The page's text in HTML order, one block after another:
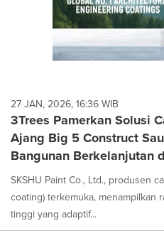
27 JAN, 2026, 16:36 WIB
3Trees Pamerkan Solusi
Ajang Big 5 Construct
Bangunan Berkelanjutan
SKSHU Paint Co., Ltd., produsen
coating) terkemuka, menampilkan
tinggi yang adaptif...